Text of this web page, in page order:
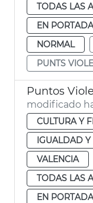
TODAS LAS
EN PORTADA
NORMAL
PUNTS
Puntos
modificado
CULTURA Y
IGUALDAD Y
VALENCIA
TODAS LAS
EN PORTADA